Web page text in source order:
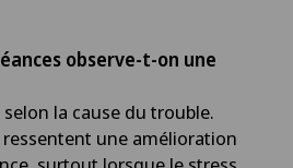
observe-t-on une
la cause du trouble.
une amélioration